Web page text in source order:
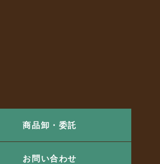
商品卸・委託
お問い合わせ